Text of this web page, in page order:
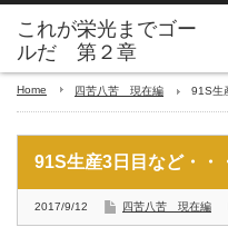
これが栄光までゴー
ルだ 第２章
Home 四苦八苦 現在編 91S生
91S生産3日目など・・
2017/9/12 四苦八苦 現在編